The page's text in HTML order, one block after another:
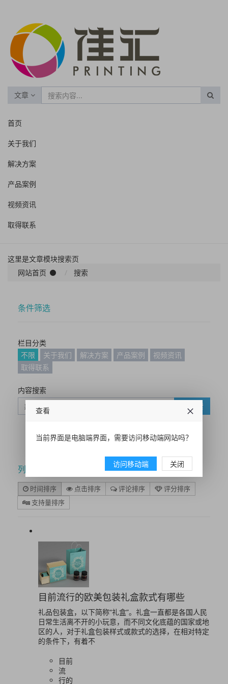
文章
首页
关于我们
解决方案
产品案例
视频资讯
取得联系
这里是文章模块搜索页
网站首页
搜索
条件筛选
栏目分类
不限
关于我们 解决方案 产品案例
视频资讯
取得联系
内容搜索
搜索
列表
时间排序 点击排序 评论排序
评分排序
支持量排序
目前流行的欧美包装礼盒款式有哪些
礼品包装盒，以下简称“礼盒”。礼盒一直都是各国人民
日常生活离不开的小玩意，而不同文化底蕴的国家或地
区的人，对于礼盒包装样式或款式的选择，在相对特定
的条件下，有着不
目前
流
行的
查看
当前界面是电脑端界面，需要访问移动端网站吗？
访问移动端 关闭